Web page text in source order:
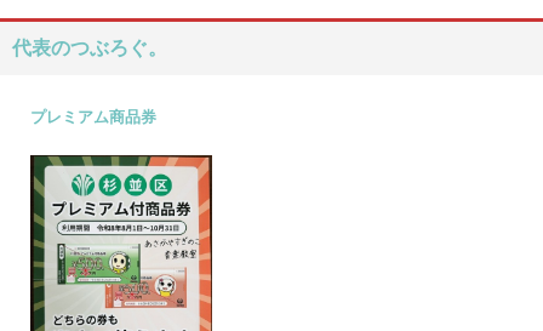
代表のつぶろぐ。
プレミアム商品券